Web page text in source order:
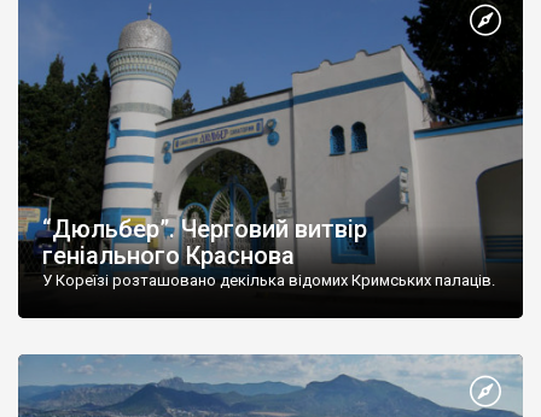
“Дюльбер”. Черговий витвір
геніального Краснова
У Кореїзі розташовано декілька відомих Кримських палаців.